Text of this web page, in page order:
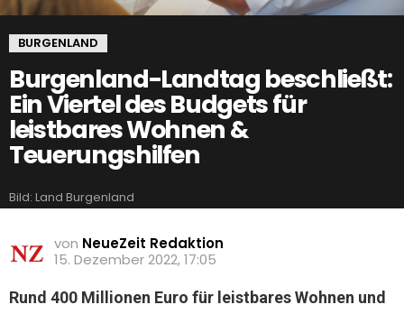
BURGENLAND
Burgenland-Landtag beschließt:
Ein Viertel des Budgets für
leistbares Wohnen &
Teuerungshilfen
Bild: Land Burgenland
von NeueZeit Redaktion
15. Dezember 2022, 17:05
Rund 400 Millionen Euro für leistbares Wohnen und